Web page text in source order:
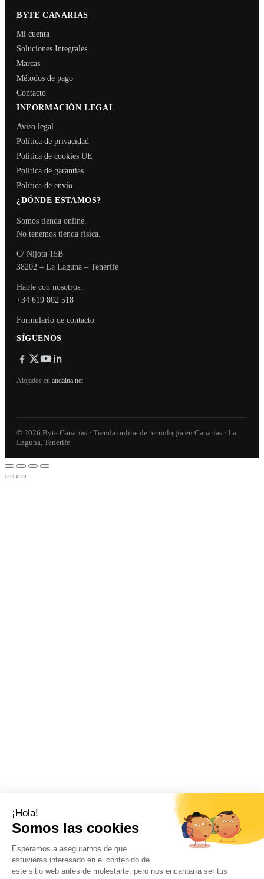
BYTE CANARIAS
Mi cuenta
Soluciones Integrales
Marcas
Métodos de pago
Contacto
INFORMACIÓN LEGAL
Aviso legal
Política de privacidad
Política de cookies UE
Política de garantías
Política de envío
¿DÓNDE ESTAMOS?
Somos tienda online.
No tenemos tienda física.
C/ Nijota 15B
38202 – La Laguna – Tenerife
Hable con nosotros:
+34 619 802 518
Formulario de contacto
SÍGUENOS
Alojados en andaina.net
© 2026 Byte Canarias · Tienda online de tecnología en Canarias · La
Laguna, Tenerife